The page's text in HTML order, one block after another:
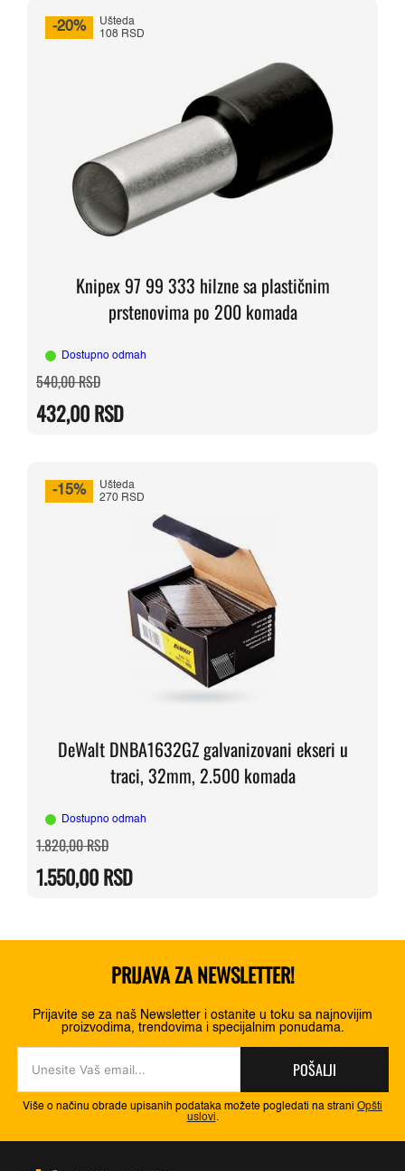
-20%
Ušteda
108 RSD
Knipex 97 99 333 hilzne sa plastičnim
prstenovima po 200 komada
Dostupno odmah
540,00RSDOriginalna
cena
bila:
540,00 RSD.
432,00RSD
Trenutna
cena
432,00 RSD.
-15%
Ušteda
270 RSD
DeWalt DNBA1632GZ galvanizovani ekseri u
traci, 32mm, 2.500 komada
Dostupno odmah
1.820,00RSDOriginalna
cena
bila:
1.820,00 RSD.
1.550,00RSD
Trenutna
cena
1.550,00 RSD.
PRIJAVA ZA NEWSLETTER!
Prijavite se za naš Newsletter i ostanite u toku sa najnovijim
proizvodima, trendovima i specijalnim ponudama.
POŠALJI
Više o načinu obrade upisanih podataka možete pogledati na strani Opšti
uslovi.